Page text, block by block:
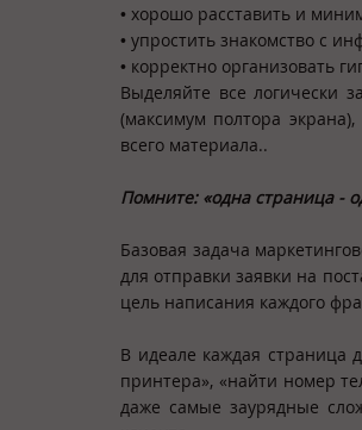
• хорошо расставить и
• упростить знакомство с
• корректно организовать
Выделяйте все логически
(максимум полтора
всего материала..
Помните: «одна страница -
Базовая задача
для отправки заявки на
цель написания каждого
В идеале каждая страница
принтера», «найти номер
даже самые заурядные